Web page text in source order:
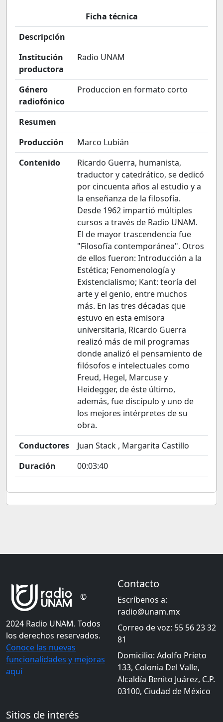
Ficha técnica
Descripción
Institución
productora
Radio UNAM
Género
radiofónico
Produccion en formato corto
Resumen
Producción
Marco Lubián
Contenido
Ricardo Guerra, humanista,
traductor y catedrático, se dedicó
por cincuenta años al estudio y a
la enseñanza de la filosofía.
Desde 1962 impartió múltiples
cursos a través de Radio UNAM.
El de mayor trascendencia fue
"Filosofía contemporánea". Otros
de ellos fueron: Introducción a la
Estética; Fenomenología y
Existencialismo; Kant: teoría del
arte y el genio, entre muchos
más. En las tres décadas que
estuvo en esta emisora
universitaria, Ricardo Guerra
realizó más de mil programas
donde analizó el pensamiento de
filósofos e intelectuales como
Freud, Hegel, Marcuse y
Heidegger, de éste último,
además, fue discípulo y uno de
los mejores intérpretes de su
obra.
Conductores
Juan Stack , Margarita Castillo
Duración
00:03:40
©
2024 Radio UNAM. Todos
los derechos reservados.
Conoce las nuevas
funcionalidades y mejoras
aquí
Contacto
Escríbenos a:
radio@unam.mx
Correo de voz: 55 56 23 32
81
Domicilio: Adolfo Prieto
133, Colonia Del Valle,
Alcaldía Benito Juárez, C.P.
03100, Ciudad de México
Sitios de interés